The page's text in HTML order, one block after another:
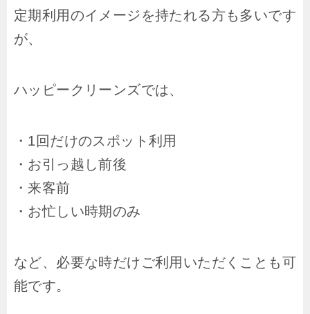
定期利用のイメージを持たれる方も多いです
が、
ハッピークリーンズでは、
・1回だけのスポット利用
・お引っ越し前後
・来客前
・お忙しい時期のみ
など、必要な時だけご利用いただくことも可
能です。